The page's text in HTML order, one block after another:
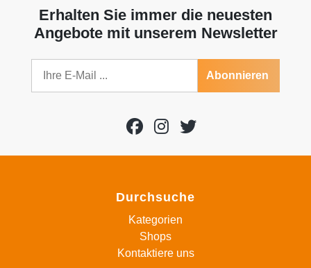
Erhalten Sie immer die neuesten
Angebote mit unserem Newsletter
Abonnieren
Durchsuche
Kategorien
Shops
Kontaktiere uns